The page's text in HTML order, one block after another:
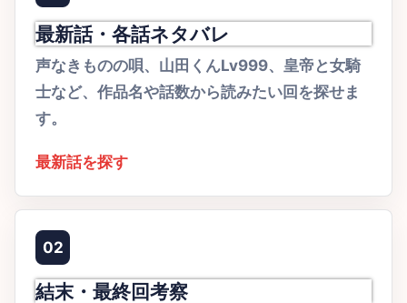
最新話・各話ネタバレ
声なきものの唄、山田くんLv999、皇帝と女騎
士など、作品名や話数から読みたい回を探せま
す。
最新話を探す
02
結末・最終回考察